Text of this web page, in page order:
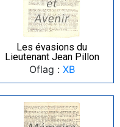
Les évasions du
Lieutenant Jean Pillon
Oflag : XB